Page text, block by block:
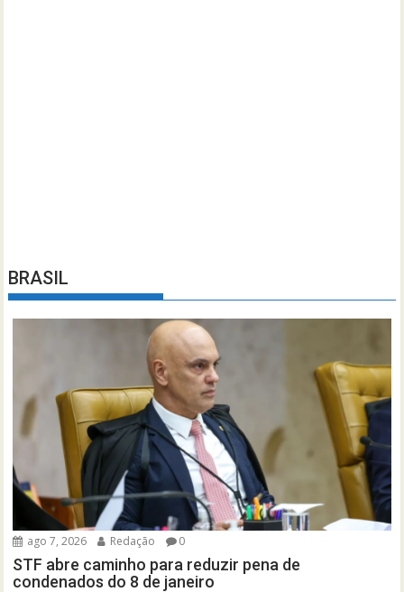
BRASIL
ago 7, 2026 Redação 0
STF abre caminho para reduzir pena de
condenados do 8 de janeiro